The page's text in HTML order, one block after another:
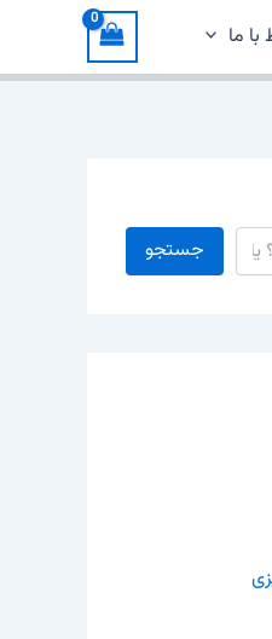
با ما
جستجو